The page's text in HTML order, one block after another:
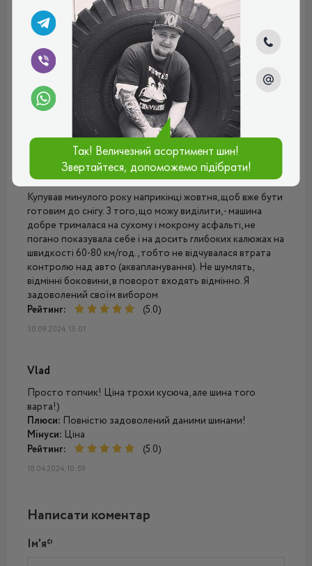
Ілля
Не знаю, що тут можна сказати. Шини брав у тому році,
вони дуже добрі, рекомендую. Машина стала помітно
краще слухатись, особливо це видно на мокрому
асфальті. На снігу, звичайно, теж все чудово. Зчеплення
набагато краще, ніж інші моделі преміум-сегмента.
Порівнюю з Бріджстоун і Піреллі, які раніше брав.
Рейтинг:
(5.0)
Іван
Купував минулого року наприкінці жовтня, щоб вже бути
готовим до снігу. З того, що можу виділити, - машина
добре трималася на сухому і мокрому асфальті, не
погано показувала себе і на досить глибоких калюжах на
швидкості 60-80 км/год., тобто не відчувалася втрата
контролю над авто (аквапланування). Не шумлять,
відмінні боковини, в поворот входять відмінно. Я
задоволений своїм вибором
Рейтинг:
(5.0)
30.09.2024, 13:01
Vlad
Просто топчик! Ціна трохи кусюча, але шина того
варта!)
Плюси: Повністю задоволений даними шинами!
Мінуси: Ціна
Рейтинг:
(5.0)
18.04.2024, 10:59
Написати коментар
Ім'я*
Так! Величезний асортимент шин!
Звертайтеся, допоможемо підібрати!